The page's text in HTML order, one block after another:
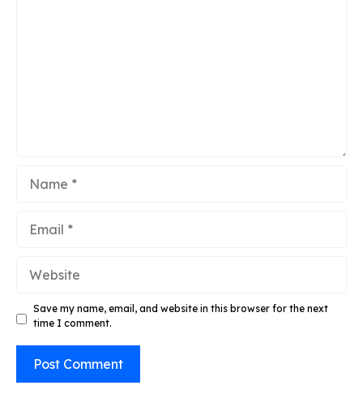
Website
Save my name, email, and website in this browser for the next
time I comment.